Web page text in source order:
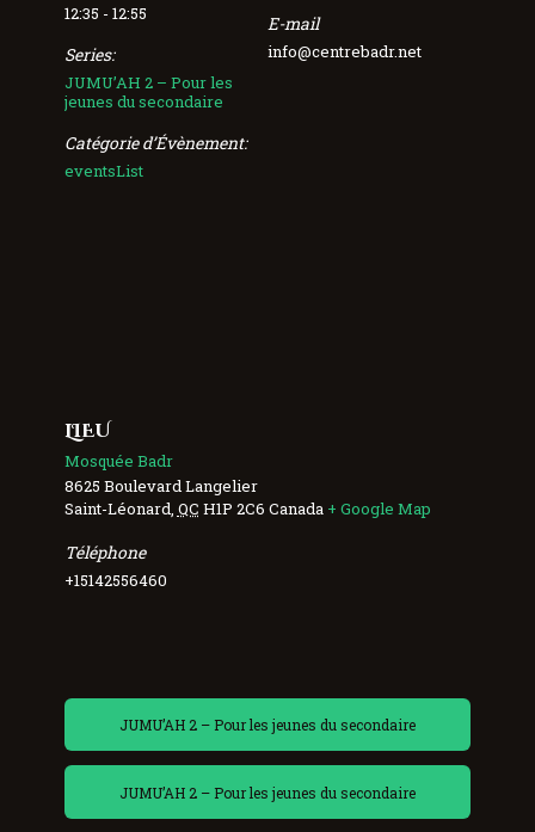
12:35 - 12:55
Series:
JUMU’AH 2 – Pour les
jeunes du secondaire
Catégorie d’Évènement:
eventsList
E-mail
info@centrebadr.net
LIEU
Mosquée Badr
8625 Boulevard Langelier
Saint-Léonard QC H1P 2C6 Canada + Google Map
Téléphone
+15142556460
JUMU’AH 2 – Pour les jeunes du secondaire
JUMU’AH 2 – Pour les jeunes du secondaire